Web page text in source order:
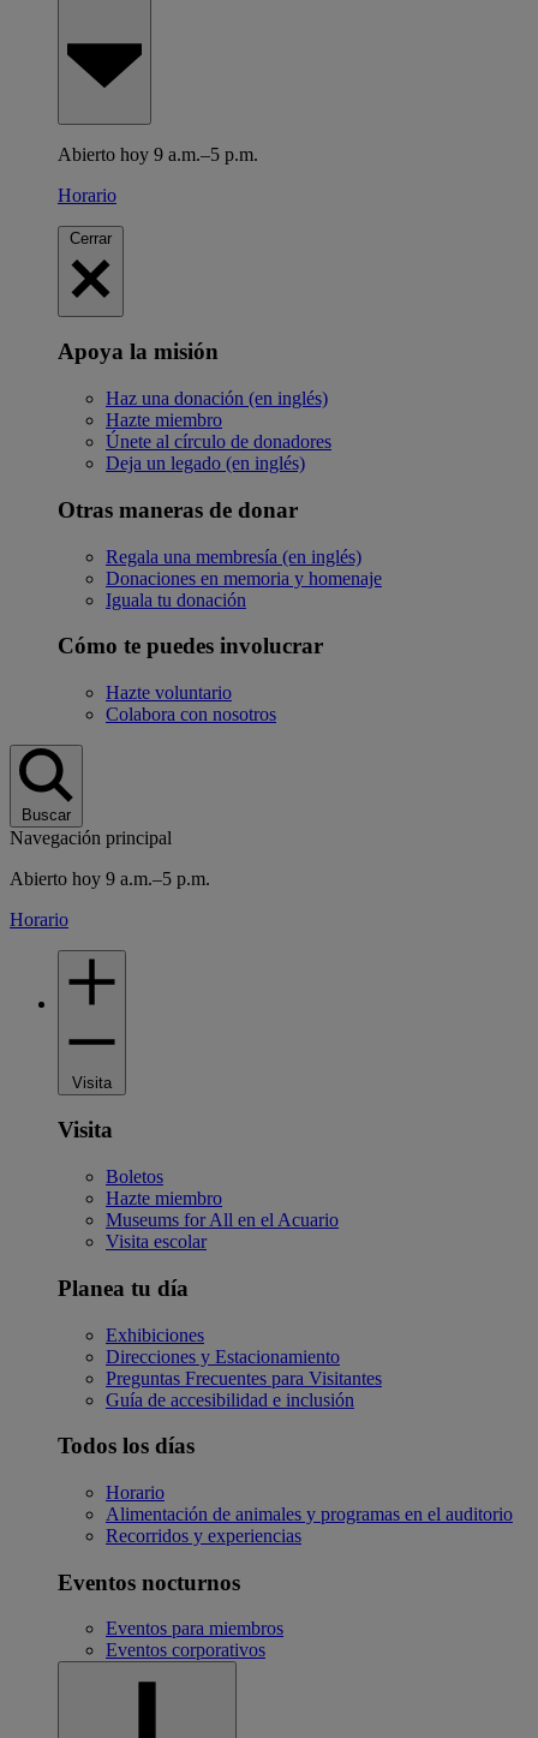
Abierto hoy 9 a.m.–5 p.m.
Horario
Cerrar
Apoya la misión
Haz una donación (en inglés)
Hazte miembro
Únete al círculo de donadores
Deja un legado (en inglés)
Otras maneras de donar
Regala una membresía (en inglés)
Donaciones en memoria y homenaje
Iguala tu donación
Cómo te puedes involucrar
Hazte voluntario
Colabora con nosotros
Buscar
Navegación principal
Abierto hoy 9 a.m.–5 p.m.
Horario
Visita
Visita
Boletos
Hazte miembro
Museums for All en el Acuario
Visita escolar
Planea tu día
Exhibiciones
Direcciones y Estacionamiento
Preguntas Frecuentes para Visitantes
Guía de accesibilidad e inclusión
Todos los días
Horario
Alimentación de animales y programas en el auditorio
Recorridos y experiencias
Eventos nocturnos
Eventos para miembros
Eventos corporativos